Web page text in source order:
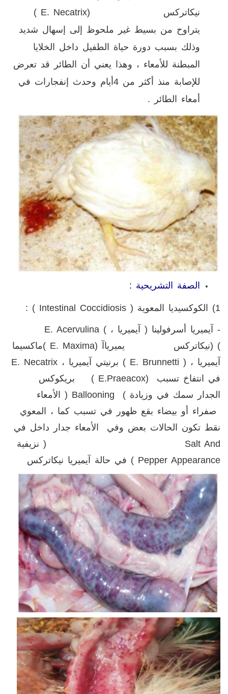
نيكاتركس
E. Necatrix)
)
يتراوح من بسيط غير ملحوظ إلى إسهال شديد
وذلك بسبب دورة حياة الطفيل داخل الخلايا
المبطنة للأمعاء ، وهذا يعني أن الطائر قد تعرض
للإصابة منذ أكثر من 4أيام وحدث إنفجارات في
أمعاء الطائر .
الصفة التشريحية :
1) الكوكسيديا المعوية ( Intestinal Coccidiosis
) :
- آيميريا أسرفولينا (
E. Acervulina ) ، آيميريا
ماكسيما( E. Maxima) آيميريا نيكاتركس( (
E. Necatrix ، آيميريا برنيتي ( E. Brunnetti ) ، آيميريا
بريكوكس
( E.Praeacox) تسبب انتفاخ في
الأمعاء ( Ballooning ) وزيادة في سمك
الجدار
المعوي ، كما تسبب في ظهور بقع بيضاء أو صفراء
في داخل جدار الأمعاء وفي بعض الحالات تكون نقط
نزيفية (
Salt And
Pepper Appearance
) في حالة آيميريا نيكاتركس